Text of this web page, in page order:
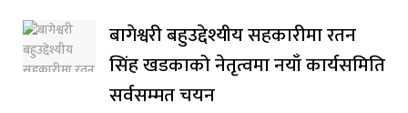
बागेश्वरी बहुउद्देश्यीय सहकारीमा रतन
सिंह खडकाको नेतृत्वमा नयाँ कार्यसमिति
सर्वसम्मत चयन